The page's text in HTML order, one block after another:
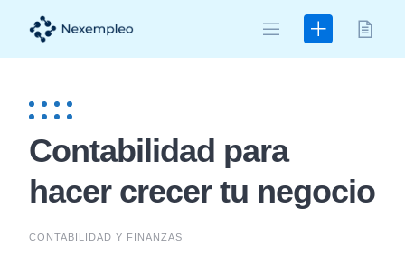
Contabilidad para
hacer crecer tu negocio
CONTABILIDAD Y FINANZAS